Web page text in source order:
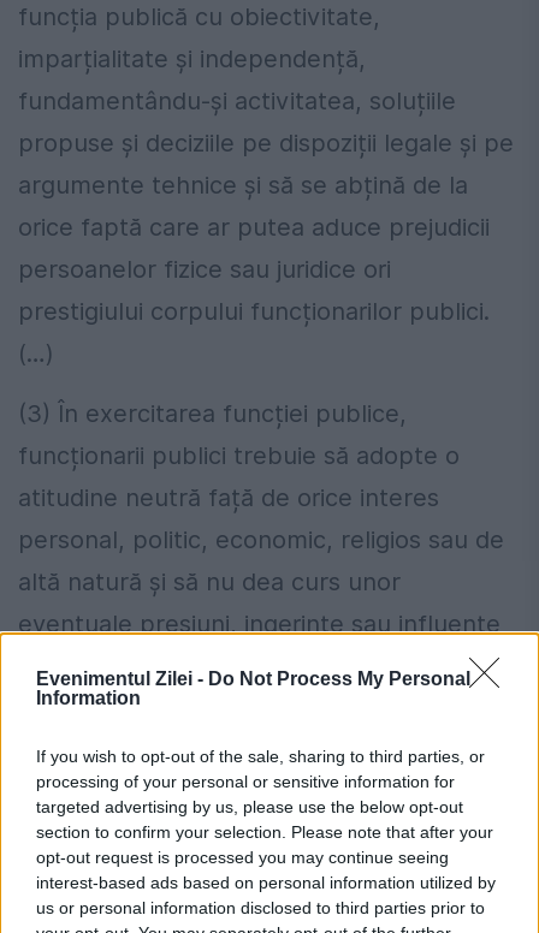
Evenimentul Zilei - Do Not Process My Personal
Information
If you wish to opt-out of the sale, sharing to third parties, or
processing of your personal or sensitive information for
targeted advertising by us, please use the below opt-out
section to confirm your selection. Please note that after your
opt-out request is processed you may continue seeing
interest-based ads based on personal information utilized by
us or personal information disclosed to third parties prior to
funcția publică cu obiectivitate,
imparțialitate și independență,
fundamentându-și activitatea, soluțiile
propuse și deciziile pe dispoziții legale și pe
argumente tehnice și să se abțină de la
orice faptă care ar putea aduce prejudicii
persoanelor fizice sau juridice ori
prestigiului corpului funcționarilor publici.
(…)
(3) În exercitarea funcției publice,
funcționarii publici trebuie să adopte o
atitudine neutră față de orice interes
personal, politic, economic, religios sau de
altă natură și să nu dea curs unor
eventuale presiuni, ingerințe sau influențe
de orice natură.
ce privește implicarea în activitatea politică:
(2) Funcționarii publici au obligația ca, în
exercitarea atribuțiilor ce le revin, să se
abțină de la exprimarea sau manifestarea